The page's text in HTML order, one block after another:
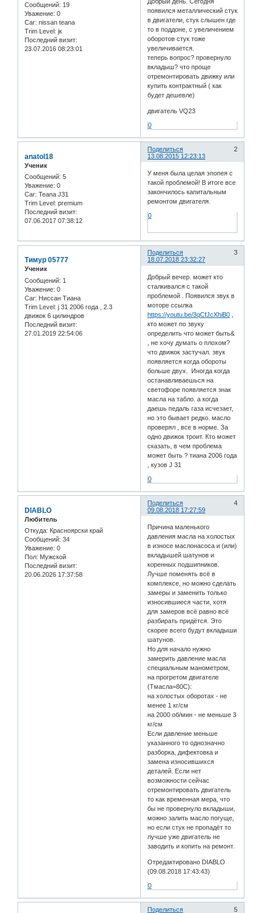
Сообщений: 19
Уважение: 0
Car: nissan teana
Trim Level: jк
Последний визит:
23.07.2016 08:23:01
появился металлический стук
в двигатели, стук слышен где
то в поддоне, с увеличением
оборотов стук тоже
увеличивается.
теперь вопрос? провернуло
вкладыш? что проще
отремонтировать движку или
купить контрактный ( как
будет дешевле)
двигатель VQ23
0
Поделиться
2
13.08.2015 12:23:13
anatol18
Ученик
Сообщений: 5
Уважение: 0
Car: Teana J31
Trim Level: premium
Последний визит:
07.06.2017 07:38:12
У меня была целая эпопея с
такой проблемой! В итоге все
закончилось капитальным
ремонтом двигателя.
0
Поделиться
3
18.07.2018 23:32:27
Тимур 05777
Ученик
Сообщений: 1
Уважение: 0
Car: Ниссан Тиана
Trim Level: j 31 2006 года , 2.3
движок 6 цилиндров
Последний визит:
27.01.2019 22:54:06
Добрый вечер. может кто
сталкивался с такой
проблемой . Появился звук в
моторе ссылка
https://youtu.be/3qCfJcXhiB0
кто может по звуку
определить что может быть&
, не хочу думать о плохом?
что движок застучал. звук
появляется когда обороты
больше двух. Иногда когда
останавливаешься на
светофоре появляется знак
масла на табло. а когда
даешь педаль газа исчезает,
но это бывает редко. масло
проверял , все в норме. За
одно движок троит. Кто может
сказать, в чем проблема
может быть ? тиана 2006 года
, кузов J 31
0
Поделиться
4
09.08.2018 17:27:59
DIABLO
Любитель
Откуда: Красноярски край
Сообщений: 34
Уважение: 0
Пол: Мужской
Последний визит:
20.06.2026 17:37:58
Причина маленького
давления масла на холостых
в износе маслонасоса и (или)
вкладышей шатунов и
коренных подшипников.
Лучше поменять всё в
комплексе, но можно сделать
замеры и заменить только
износившиеся части, хотя
для замеров всё равно всё
разбирать придётся. Это
скорее всего будут вкладыши
шатунов.
Но для начало нужно
замерить давление масла
специальным манометром,
на прогретом двигателе
(Тмасла=80С):
на холостых оборотах - не
менее 1 кг/см
на 2000 об/мин - не меньше 3
кг/см
Если давление меньше
указанного то однозначно
разборка, дифектовка и
замена износившихся
деталей. Если нет
возможности сейчас
отремонтировать двигатель
то как временная мера, что
бы не провернуло вкладыши,
можно залить масло погуще,
но если стук не пропадёт то
лучше уже двигатель не
заводить и копить на ремонт.
Отредактировано DIABLO
(09.08.2018 17:43:43)
0
Поделиться
5